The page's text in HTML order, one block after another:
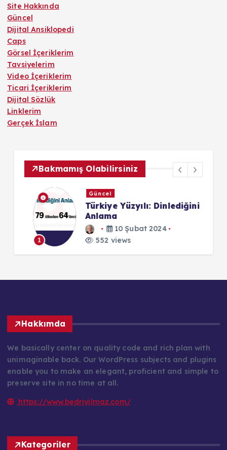
Site Hakkında
Güncel
Dijital Ansiklopedi
Caps
Görsel İçeriklerim
Tavsiyelerim
Video İçeriklerim
Ticari İçeriklerim
Dijital Sözlük
Linklerim
Gerçek İslam
Bakmamış Olabilirsiniz
Güncel
Türkiye Yüzyılı: Dinlediğini
Anlama
10 Şubat 2024
552 views
Hakkımda
We basically center on quality code and rich plan with
unimaginable back. Our WordPress subjects and plugins
enable you to make an elegant, proficient and simple to
preserve site in no time at all.
https://www.bedriyilmaz.com/
Kategoriler